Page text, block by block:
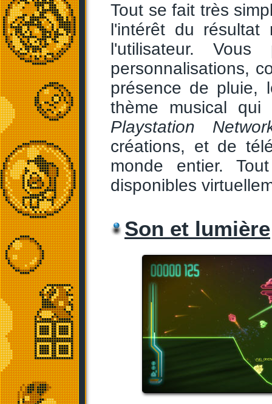
Tout se fait très
l'intérêt du résultat
l'utilisateur. Vous
personnalisations,
présence de pluie,
thème musical qui
Playstation
créations, et de
monde entier.
disponibles
Son et lumière